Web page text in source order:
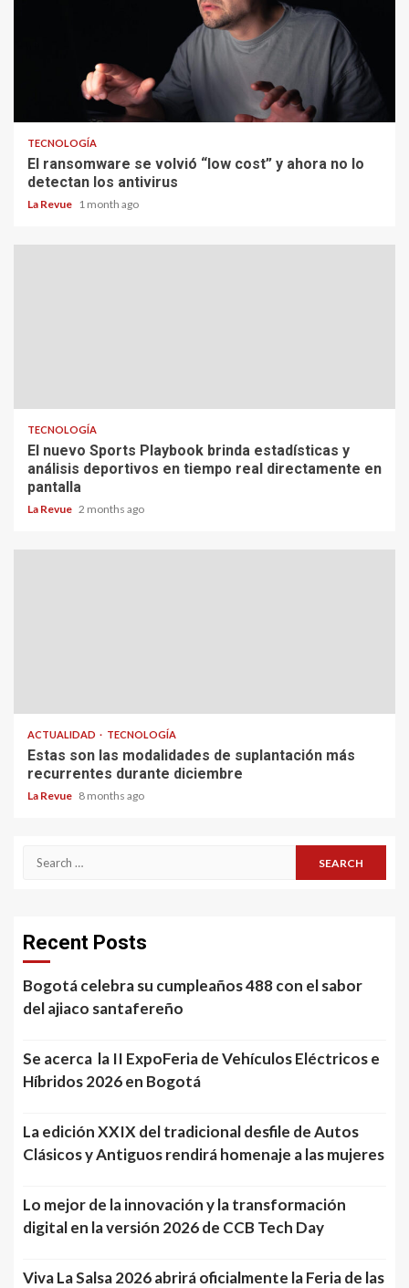
TECNOLOGÍA
El ransomware se volvió “low cost” y ahora no lo
detectan los antivirus
La Revue 1 month ago
TECNOLOGÍA
El nuevo Sports Playbook brinda estadísticas y
análisis deportivos en tiempo real directamente en
pantalla
La Revue 2 months ago
ACTUALIDAD TECNOLOGÍA
Estas son las modalidades de suplantación más
recurrentes durante diciembre
La Revue 8 months ago
Search
Recent Posts
Bogotá celebra su cumpleaños 488 con el sabor
del ajiaco santafereño
Se acerca la II ExpoFeria de Vehículos Eléctricos e
Híbridos 2026 en Bogotá
La edición XXIX del tradicional desfile de Autos
Clásicos y Antiguos rendirá homenaje a las mujeres
Lo mejor de la innovación y la transformación
digital en la versión 2026 de CCB Tech Day
Viva La Salsa 2026 abrirá oficialmente la Feria de las